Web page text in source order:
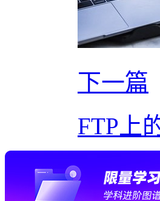
下一篇
FTP上